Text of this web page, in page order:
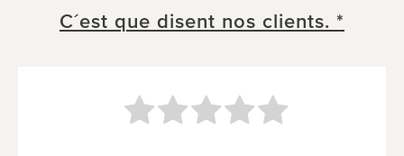
C´est que disent nos clients. *